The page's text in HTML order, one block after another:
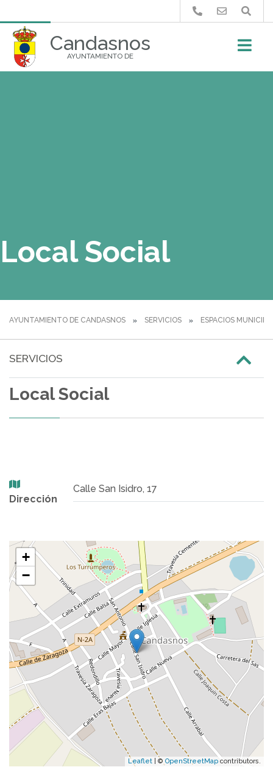
Candasnos
AYUNTAMIENTO DE
Buscar
Local Social
AYUNTAMIENTO DE CANDASNOS SERVICIOS ESPACIOS
SERVICIOS
Local Social
Dirección
Calle San Isidro, 17
+
−
Leaflet | © OpenStreetMap contributors.